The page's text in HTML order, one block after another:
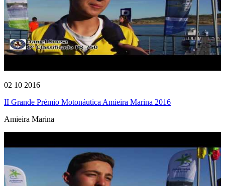
02 10 2016
II Grande Prémio Motonáutica Amieira Marina 2016
Amieira Marina